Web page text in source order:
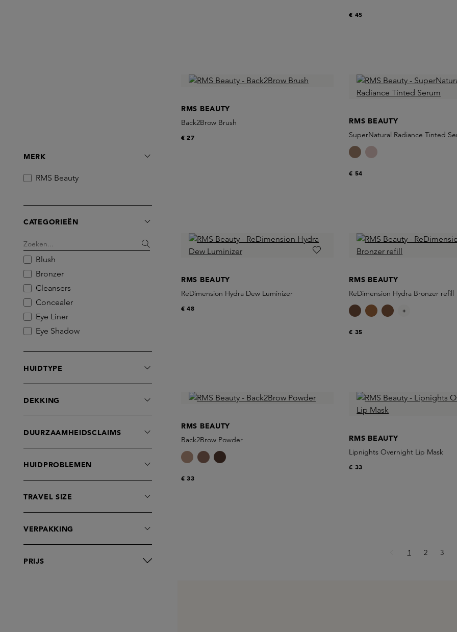
MERK
RMS Beauty
CATEGORIEËN
Blush
Bronzer
Cleansers
Concealer
Eye Liner
Eye Shadow
Highlighter
Lipgloss
Lippotlood
Lipstick
Poeder
Serums
Sets
Setting Spray
HUIDTYPE
DEKKING
DUURZAAMHEIDSCLAIMS
HUIDPROBLEMEN
TRAVEL SIZE
VERPAKKING
PRIJS
€ 45
RMS BEAUTY
Back2Brow Brush
€ 27
RMS BEAUTY
SuperNatural Radiance Tinted
€ 54
RMS BEAUTY
ReDimension Hydra Dew Luminizer
€ 48
RMS BEAUTY
ReDimension Hydra Bronzer refill
€ 35
+
RMS BEAUTY
Back2Brow Powder
€ 33
RMS BEAUTY
Lipnights Overnight Lip Mask
€ 33
Pagina
1 Pagina
2 3